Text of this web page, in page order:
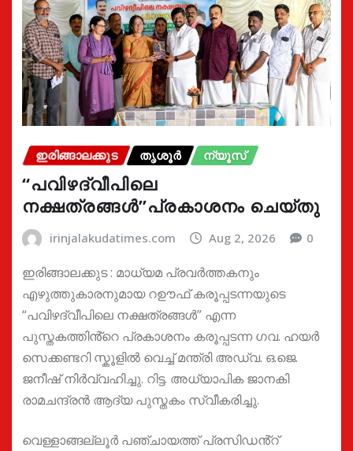
ഇരിങ്ങാലക്കുട തൃശൂർ ന്യൂസ്
“പവിഴദ്വീപിലെ
നക്ഷത്രങ്ങൾ”പ്രകാശനം ചെയ്തു
irinjalakudatimes.com Aug 2, 2026 0
ഇരിങ്ങാലക്കുട : മാധ്യമ പ്രവർത്തകനും
എഴുത്തുകാരനുമായ റഊഫ് കരൂപ്പടന്നയുടെ
“പവിഴദ്വീപിലെ നക്ഷത്രങ്ങൾ” എന്ന
പുസ്തകത്തിൻ്റെ പ്രകാശനം കരൂപ്പടന്ന ഗവ. ഹയർ
സെക്കണ്ടറി സ്കൂളിൽ വെച്ച് മന്ത്രി അഡ്വ. ഒ.ജെ.
ജനീഷ് നിർവ്വഹിച്ചു. റിട്ട. അധ്യാപിക ജാനകി
രാമചന്ദ്രൻ ആദ്യ പുസ്തകം സ്വീകരിച്ചു.
വെള്ളാങ്ങല്ലൂർ പഞ്ചായത്ത് പ്രസിഡൻ്റ്